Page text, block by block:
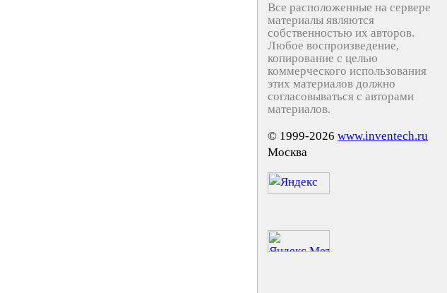
Все расположенные на сервере
материалы являются
собственностью их авторов.
Любое воспроизведение,
копирование с целью
коммерческого использования
этих материалов должно
согласовываться с авторами
материалов.
© 1999-2026 www.inventech.ru
Москва